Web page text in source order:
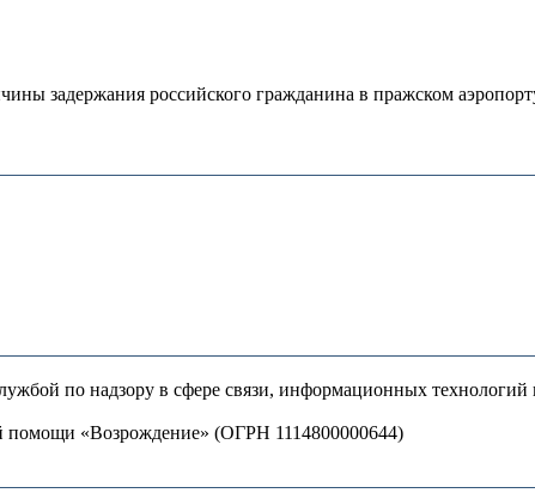
задержания российского гражданина в пражском
по надзору в сфере связи, информационных технологий
помощи «Возрождение» (ОГРН 1114800000644)